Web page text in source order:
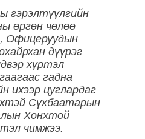
гэрэлтүүлгийн
өргөн чөлөө
Офицеруудын
дүүрэг
хүртэл
гадна
ихээр цуглардаг
Сүхбаатарын
Хонхтой
чимжээ.